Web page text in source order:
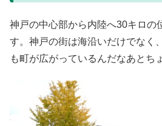
神戸の中心部から内陸へ30キロの
す。神戸の街は海沿いだけでなく
も町が広がっているんだなあとち